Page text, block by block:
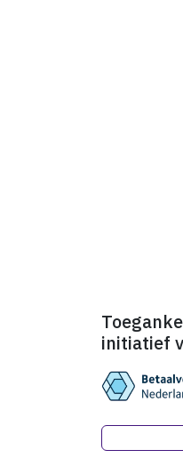
initiatief